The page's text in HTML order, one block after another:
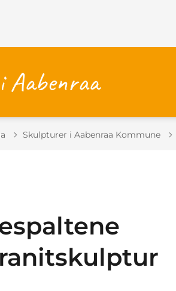
Skulpturer i Aabenraa Kommune